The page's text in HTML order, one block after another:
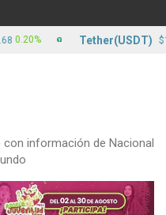
información de Nacional
Tether(USDT) $17.13